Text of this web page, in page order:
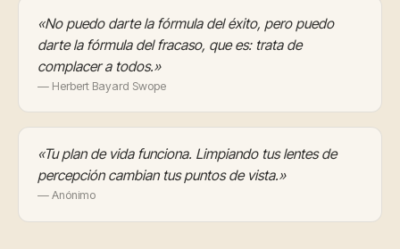
«No puedo darte la fórmula del éxito, pero puedo
darte la fórmula del fracaso, que es: trata de
complacer a todos.»
— Herbert Bayard Swope
«Tu plan de vida funciona. Limpiando tus lentes de
percepción cambian tus puntos de vista.»
— Anónimo